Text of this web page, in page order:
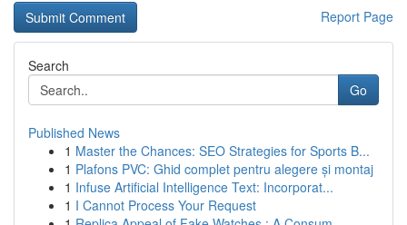
Report Page
Search
Go
Published News
1 Master the Chances: SEO Strategies for Sports B...
1 Plafons PVC: Ghid complet pentru alegere și montaj
1 Infuse Artificial Intelligence Text: Incorporat...
1 I Cannot Process Your Request